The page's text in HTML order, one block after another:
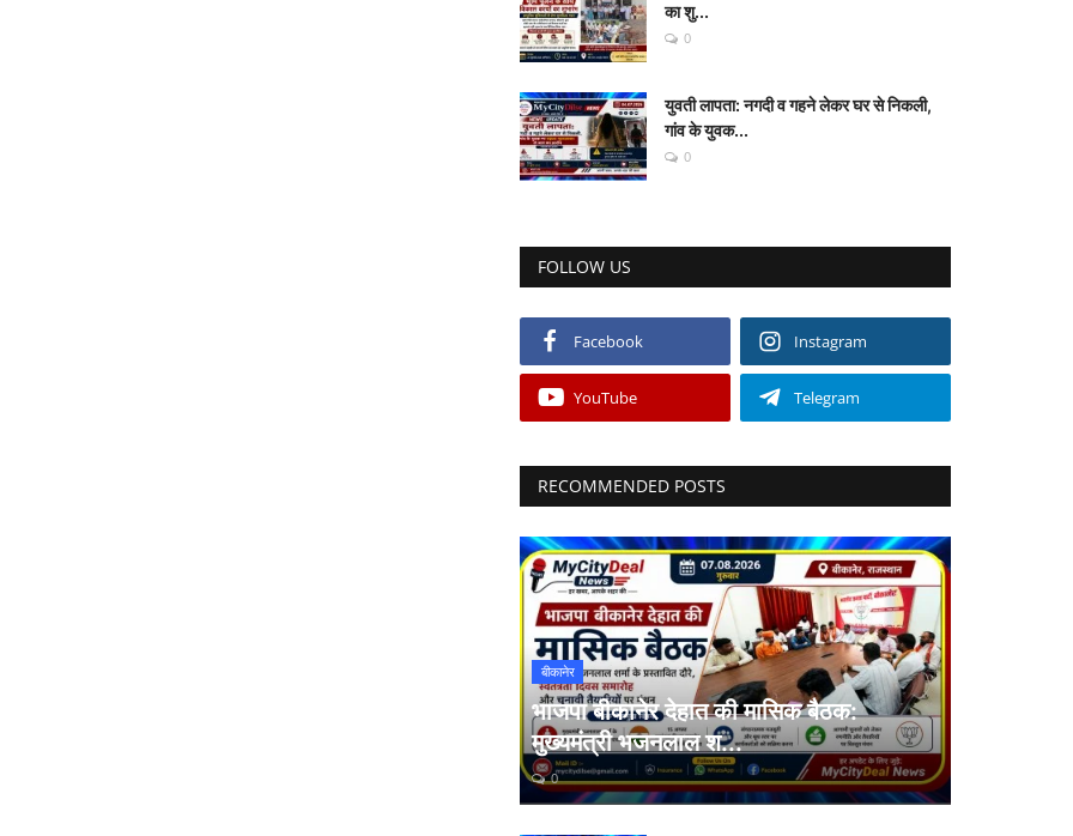
का शु...
0
युवती लापता: नगदी व गहने लेकर घर से निकली,
गांव के युवक...
0
FOLLOW US
Facebook Instagram
YouTube Telegram
RECOMMENDED POSTS
बीकानेर
भाजपा बीकानेर देहात की मासिक बैठक:
मुख्यमंत्री भजनलाल श...
0